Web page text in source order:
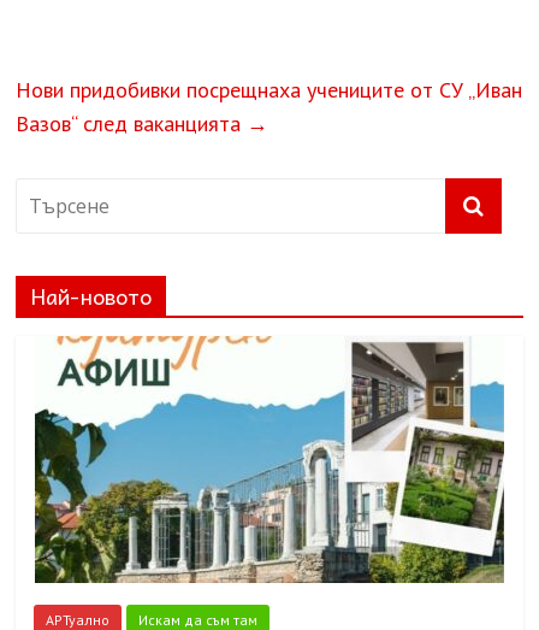
Нови придобивки посрещнаха учениците от СУ „Иван
Вазов“ след ваканцията →
Най-новото
АРТуално Искам да съм там